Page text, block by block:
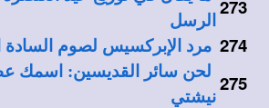
273
الرسل
274 مرد الإبركسيس لصوم
275 لحن سائر القديسين: اسمك
نيشتي